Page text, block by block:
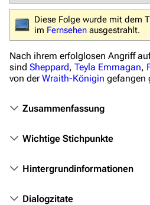
Stargate Infinity
Stargate-Romane
Filme
Das Stargate-
Themenportal
Völker
Orte
Diese Folge wurde mit dem
im Fernsehen ausgestrahlt.
Nach ihrem erfolglosen Angriff
sind Sheppard, Teyla Emmagan,
von derWraith-Königin gefangen
Zusammenfassung
Wichtige Stichpunkte
Hintergrundinformationen
Dialogzitate